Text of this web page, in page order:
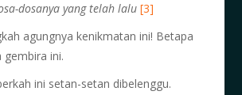
dosanya yang telah lalu[3]
agungnya kenikmatan ini! Betapa
gembira ini.
ini setan-setan dibelenggu.